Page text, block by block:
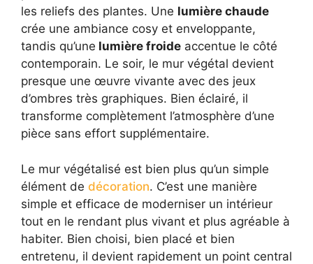
les reliefs des plantes. Une lumière chaude
crée une ambiance cosy et enveloppante,
tandis qu’une lumière froide accentue le côté
contemporain. Le soir, le mur végétal devient
presque une œuvre vivante avec des jeux
d’ombres très graphiques. Bien éclairé, il
transforme complètement l’atmosphère d’une
pièce sans effort supplémentaire.
Le mur végétalisé est bien plus qu’un simple
élément de décoration. C’est une manière
simple et efficace de moderniser un intérieur
tout en le rendant plus vivant et plus agréable à
habiter. Bien choisi, bien placé et bien
entretenu, il devient rapidement un point central